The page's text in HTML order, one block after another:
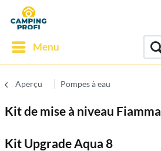
Menu
Aperçu Pompes à eau
Kit de mise à niveau Fiamma
Kit Upgrade Aqua 8